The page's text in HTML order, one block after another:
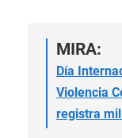
MIRA:
Día
Violencia
registra